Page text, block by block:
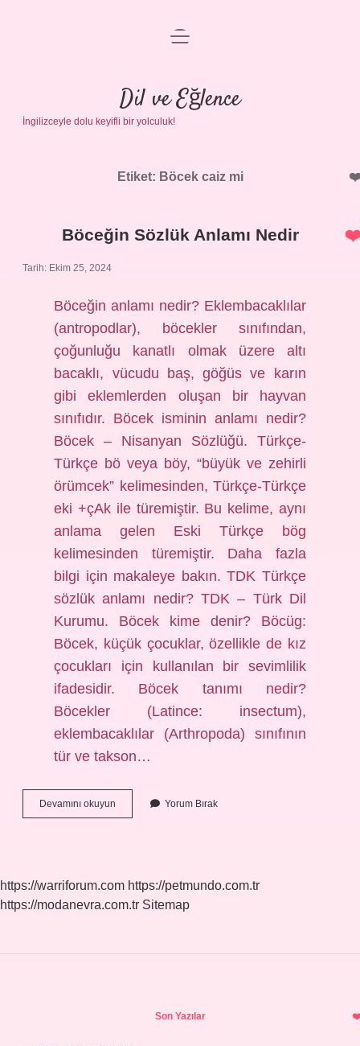
Anasayfa
Gizlilik Politikası
Yasal Uyarı
menüyü
Dil ve Eğlence
İngilizceyle dolu keyifli bir yolculuk!
Etiket: Böcek caiz mi
Böceğin Sözlük Anlamı Nedir
Tarih: Ekim 25, 2024
Böceğin anlamı nedir? Eklembacaklılar
(antropodlar), böcekler sınıfından,
çoğunluğu kanatlı olmak üzere altı
bacaklı, vücudu baş, göğüs ve karın
gibi eklemlerden oluşan bir hayvan
sınıfıdır. Böcek isminin anlamı nedir?
Böcek – Nisanyan Sözlüğü. Türkçe-
Türkçe bö veya böy, “büyük ve zehirli
örümcek” kelimesinden, Türkçe-Türkçe
eki +çAk ile türemiştir. Bu kelime, aynı
anlama gelen Eski Türkçe bög
kelimesinden türemiştir. Daha fazla
bilgi için makaleye bakın. TDK Türkçe
sözlük anlamı nedir? TDK – Türk Dil
Kurumu. Böcek kime denir? Böcüg:
Böcek, küçük çocuklar, özellikle de kız
çocukları için kullanılan bir sevimlilik
ifadesidir. Böcek tanımı nedir?
Böcekler (Latince: insectum),
eklembacaklılar (Arthropoda) sınıfının
tür ve takson…
Devamını okuyun Böceğin
Sözlük
Yorum Bırak
https://warriforum.com https://petmundo.com.tr
https://modanevra.com.tr Sitemap
Son Yazılar